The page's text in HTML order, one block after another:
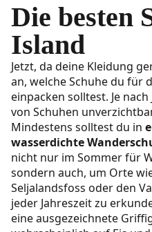
Die besten
Island
Jetzt, da deine Kleidung
an, welche Schuhe du für
einpacken solltest. Je
von Schuhen
Mindestens solltest du in
wasserdichte
nicht nur im Sommer für
sondern auch, um Orte
Seljalandsfoss oder den
jeder Jahreszeit zu
eine ausgezeichnete